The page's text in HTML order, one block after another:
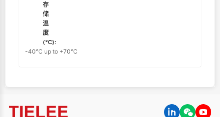
存
储
温
度
(℃):
-40°C up to +70°C